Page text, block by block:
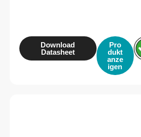
Pro
dukt
anze
igen
Download
Datasheet